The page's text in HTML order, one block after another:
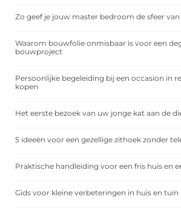
Zo geef je jouw master bedroom de sfeer van
Waarom bouwfolie onmisbaar is voor een
bouwproject
Persoonlijke begeleiding bij een occasion in
kopen
Het eerste bezoek van uw jonge kat aan de
5 ideeën voor een gezellige zithoek zonder
Praktische handleiding voor een fris huis en
Gids voor kleine verbeteringen in huis en tuin